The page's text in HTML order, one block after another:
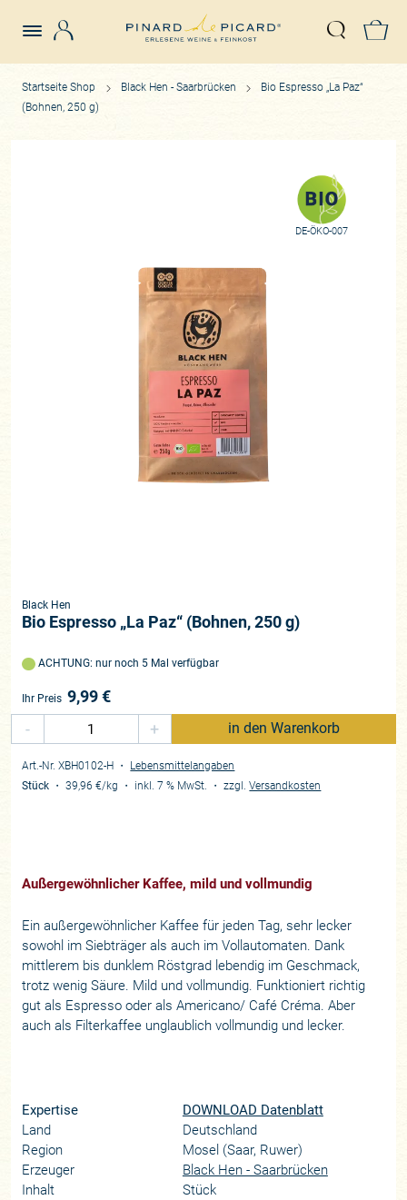
Suche
Startseite Shop Black Hen - Saarbrücken
Bio Espresso „La Paz“
(Bohnen, 250 g)
DE-ÖKO-007
Black Hen
Bio Espresso „La Paz“ (Bohnen, 250 g)
ACHTUNG: nur noch 5 Mal verfügbar
Ihr Preis 9,99€
-
+ in den Warenkorb
Art.-Nr. XBH0102-H ・ Lebensmittelangaben
Stück ・39,96 €/kg ・ inkl. 7 % MwSt. ・zzgl.Versandkosten
Außergewöhnlicher Kaffee, mild und vollmundig
Ein außergewöhnlicher Kaffee für jeden Tag, sehr lecker
sowohl im Siebträger als auch im Vollautomaten. Dank
mittlerem bis dunklem Röstgrad lebendig im Geschmack,
trotz wenig Säure. Mild und vollmundig. Funktioniert richtig
gut als Espresso oder als Americano/ Café Créma. Aber
auch als Filterkaffee unglaublich vollmundig und lecker.
Expertise
DOWNLOAD Datenblatt
Land
Deutschland
Region
Mosel (Saar, Ruwer)
Erzeuger
Black Hen - Saarbrücken
Inhalt
Stück